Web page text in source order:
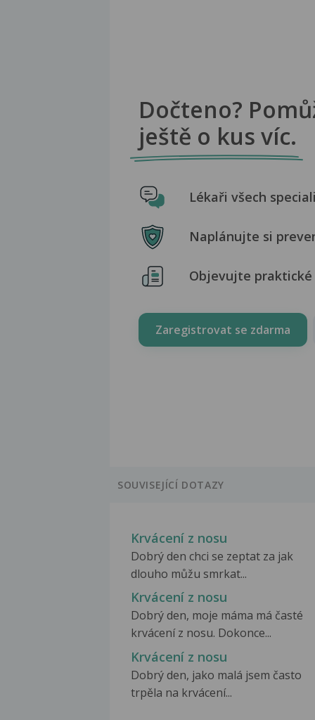
Dočteno?
ještě o kus víc.
Lékaři všech
Naplánujte si
Objevujte
Zaregistrovat se zdarma
SOUVISEJÍCÍ DOTAZY
Krvácení z nosu
Dobrý den chci se zeptat za jak
dlouho můžu smrkat...
Krvácení z nosu
Dobrý den, moje máma má časté
krvácení z nosu. Dokonce...
Krvácení z nosu
Dobrý den, jako malá jsem často
trpěla na krvácení...